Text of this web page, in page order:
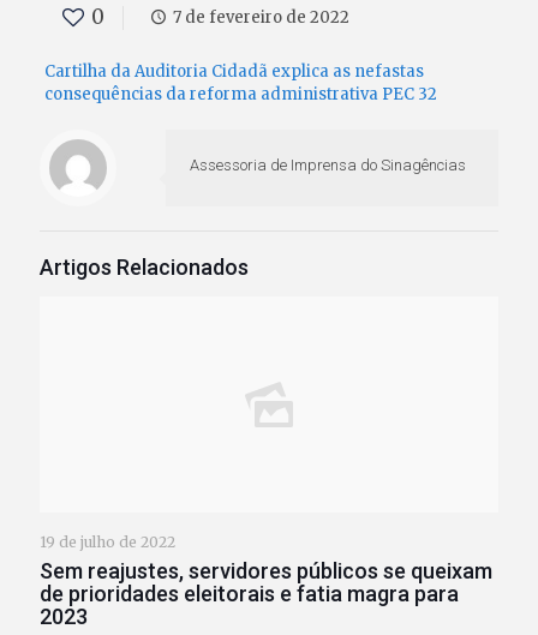
0 7 de fevereiro de 2022
Cartilha da Auditoria Cidadã explica as nefastas
consequências da reforma administrativa PEC 32
Assessoria de Imprensa do Sinagências
Artigos Relacionados
19 de julho de 2022
Sem reajustes, servidores públicos se queixam
de prioridades eleitorais e fatia magra para
2023